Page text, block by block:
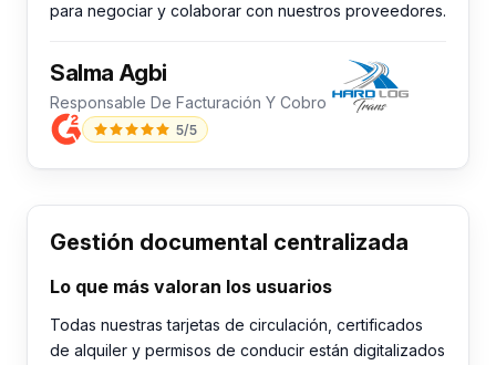
para negociar y colaborar con nuestros proveedores.
Salma Agbi
Responsable De Facturación Y Cobro
5/5
Gestión documental centralizada
Lo que más valoran los usuarios
Todas nuestras tarjetas de circulación, certificados
de alquiler y permisos de conducir están digitalizados